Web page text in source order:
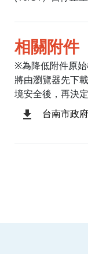
相關附件
※為降低附件原
將由瀏覽器先下
境安全後，再決
台南市政